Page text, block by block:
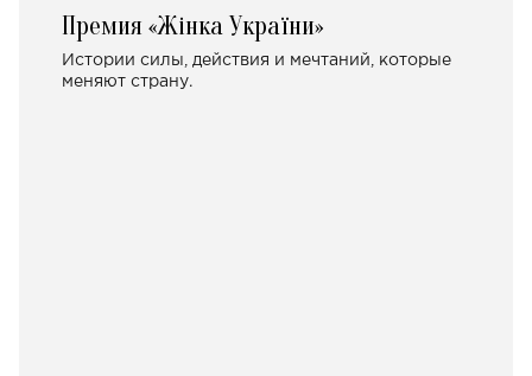
Премия «Жінка України»
Истории силы, действия и мечтаний, которые
меняют страну.